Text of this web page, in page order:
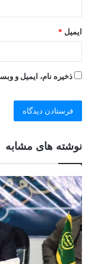
ایمیل *
ذخیره نام، ایمیل و
نوشته های مشابه